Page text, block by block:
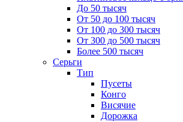
До 50 тысяч
От 50 до 100 тысяч
От 100 до 300 тысяч
От 300 до 500 тысяч
Более 500 тысяч
Серьги
Тип
Пусеты
Конго
Висячие
Дорожка